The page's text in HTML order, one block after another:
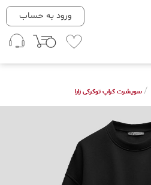
ورود به حساب
/ سویشرت کراپ توکرکی زارا